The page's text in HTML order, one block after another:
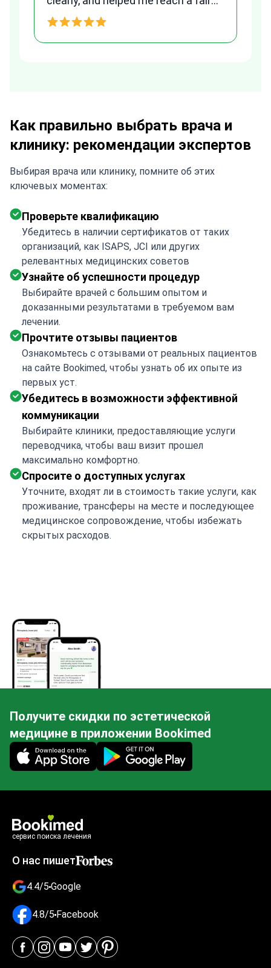
and transparent agreement. Her
Как правильно выбрать врача и
клинику: рекомендации экспертов
Выбирая врача или клинику, помните об этих
ключевых моментах:
Проверьте квалификацию
Убедитесь в наличии сертификатов от таких
организаций, как ISAPS, JCI или других
релевантных медицинских советов
Узнайте об успешности процедур
Выбирайте врачей с большим опытом и
доказанными результатами в требуемом вам
лечении.
Прочтите отзывы пациентов
Ознакомьтесь с отзывами от реальных пациентов
на сайте Bookimed, чтобы узнать об их опыте из
первых уст.
Убедитесь в возможности эффективной
коммуникации
Выбирайте клиники, предоставляющие услуги
переводчика, чтобы ваш визит прошел
максимально комфортно.
Спросите о доступных услугах
Уточните, входят ли в стоимость такие услуги, как
проживание, трансферы на месте и последующее
медицинское сопровождение, чтобы избежать
скрытых расходов.
Получите скидки по эстетической
медицине в приложении Bookimed
Mobile app illustration
сервис поиска лечения
О нас пишет
4.4/5 Google
4.8/5 Facebook